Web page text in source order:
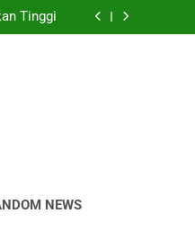
Tinggi
di
Hewan
NEWS